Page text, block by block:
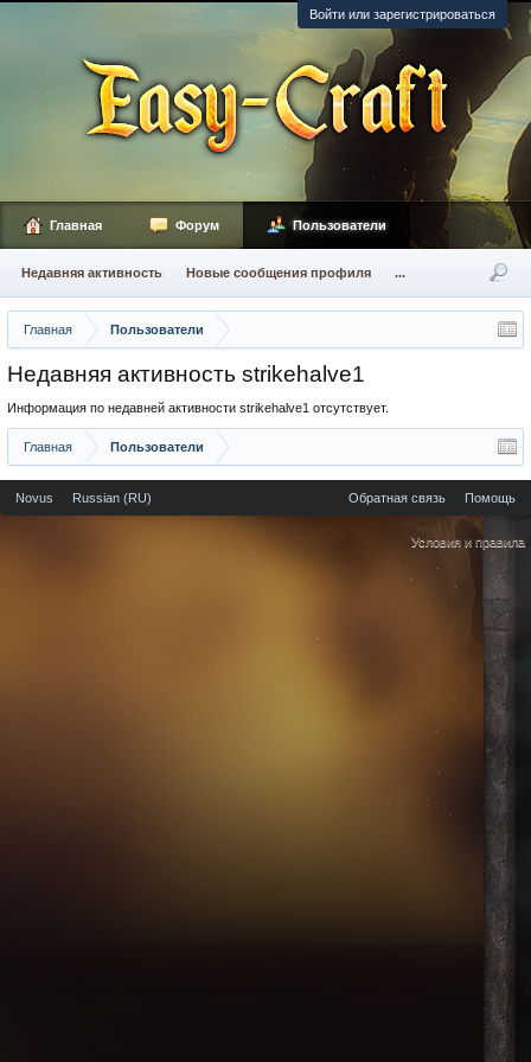
Войти или зарегистрироваться
Главная Пользователи
Недавняя активность strikehalve1
Информация по недавней активности strikehalve1 отсутствует.
Главная Пользователи
Главная Форум Пользователи
Недавняя активность Новые сообщения профиля ...
Novus Russian (RU) Обратная связь Помощь
Условия и правила